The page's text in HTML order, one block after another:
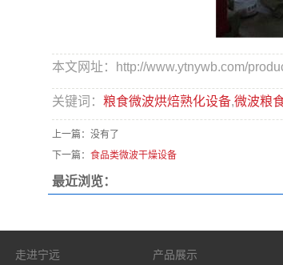
本文网址：http://www.ytnywb.com/
关键词： 粮食微波烘焙熟化设备,微波粮
上一篇：没有了
下一篇： 食品类微波干燥设备
最近浏览：
走进宁远 产品展示